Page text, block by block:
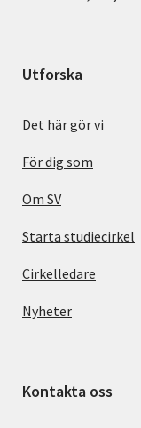
Utforska
Det här gör vi
För dig som
Om SV
Starta studiecirkel
Cirkelledare
Nyheter
Kontakta oss